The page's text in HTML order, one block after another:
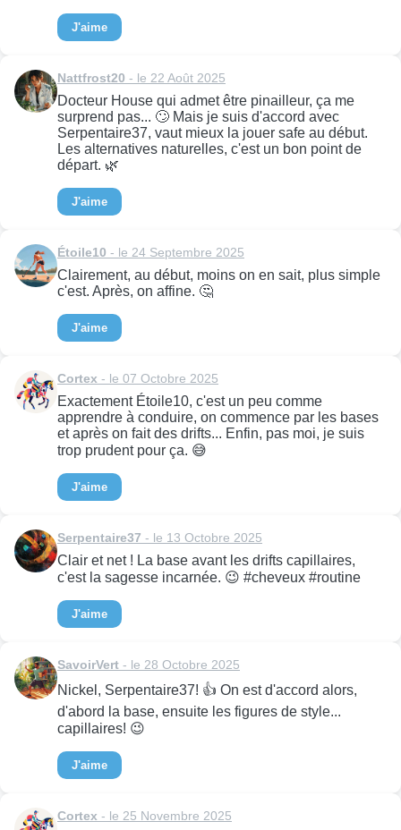
J'aime
Nattfrost20 - le 22 Août 2025
Docteur House qui admet être pinailleur, ça me
surprend pas... 🙄 Mais je suis d'accord avec
Serpentaire37, vaut mieux la jouer safe au début.
Les alternatives naturelles, c'est un bon point de
départ. 🌿
J'aime
Étoile10 - le 24 Septembre 2025
Clairement, au début, moins on en sait, plus simple
c'est. Après, on affine. 🤔
J'aime
Cortex - le 07 Octobre 2025
Exactement Étoile10, c'est un peu comme
apprendre à conduire, on commence par les bases
et après on fait des drifts... Enfin, pas moi, je suis
trop prudent pour ça. 😅
J'aime
Serpentaire37 - le 13 Octobre 2025
Clair et net ! La base avant les drifts capillaires,
c'est la sagesse incarnée. 😉 #cheveux #routine
J'aime
SavoirVert - le 28 Octobre 2025
Nickel, Serpentaire37! 👍 On est d'accord alors,
d'abord la base, ensuite les figures de style...
capillaires! 😉
J'aime
Cortex - le 25 Novembre 2025